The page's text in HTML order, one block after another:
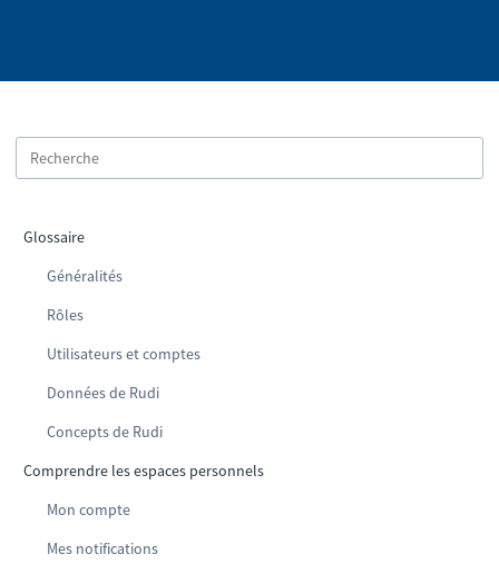
Glossaire
Généralités
Rôles
Utilisateurs et comptes
Données de Rudi
Concepts de Rudi
Comprendre les espaces personnels
Mon compte
Mes notifications